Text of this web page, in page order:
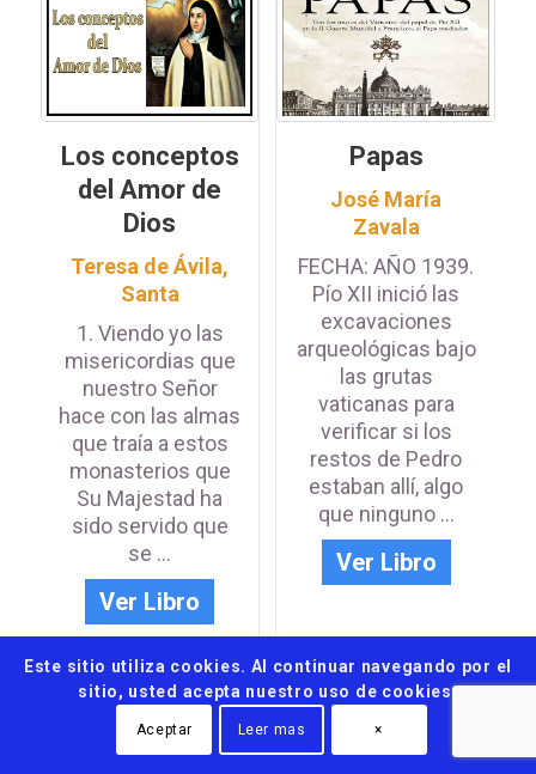
Los conceptos
del Amor de
Dios
Teresa de Ávila,
Santa
1. Viendo yo las
misericordias que
nuestro Señor
hace con las almas
que traía a estos
monasterios que
Su Majestad ha
sido servido que
se ...
Ver Libro
Papas
José María
Zavala
FECHA: AÑO 1939.
Pío XII inició las
excavaciones
arqueológicas bajo
las grutas
vaticanas para
verificar si los
restos de Pedro
estaban allí, algo
que ninguno ...
Ver Libro
Este sitio utiliza cookies. Al continuar navegando por el
sitio, usted acepta nuestro uso de cookies.
Aceptar Leer mas ×